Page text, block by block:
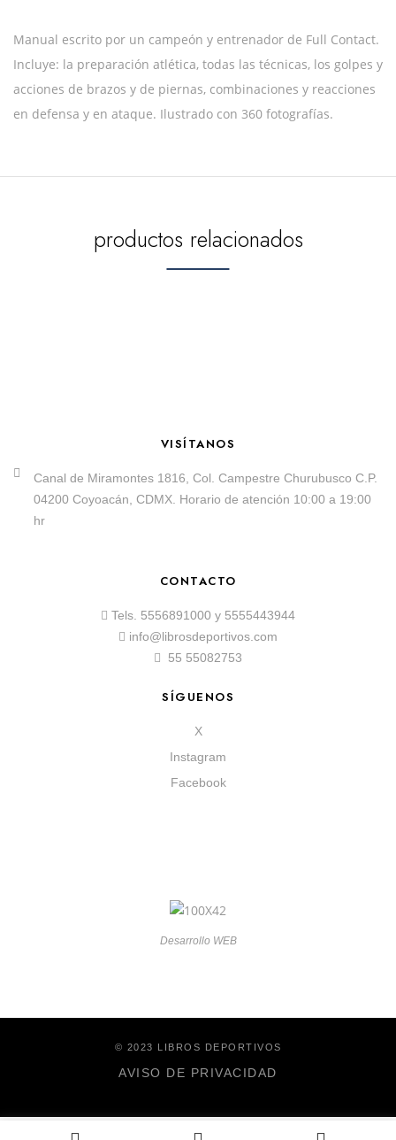
Manual escrito por un campeón y entrenador de Full Contact.
Incluye: la preparación atlética, todas las técnicas, los golpes y
acciones de brazos y de piernas, combinaciones y reacciones
en defensa y en ataque. Ilustrado con 360 fotografías.
productos relacionados
VISÍTANOS
Canal de Miramontes 1816, Col. Campestre Churubusco C.P.
04200 Coyoacán, CDMX. Horario de atención 10:00 a 19:00
hr
CONTACTO
Tels. 5556891000 y 5555443944
info@librosdeportivos.com
55 55082753
SÍGUENOS
X
Instagram
Facebook
Desarrollo WEB
© 2023 LIBROS DEPORTIVOS
AVISO DE PRIVACIDAD